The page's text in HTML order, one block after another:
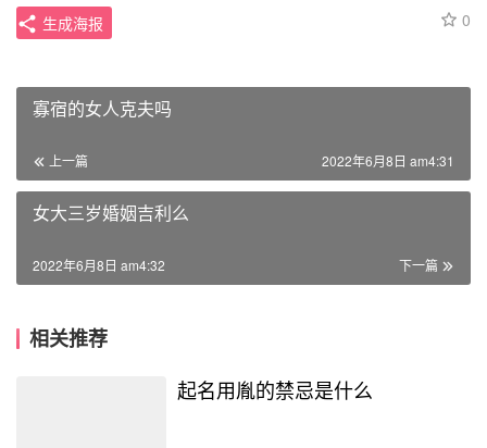
0
生成海报
寡宿的女人克夫吗
上一篇 2022年6月8日 am4:31
女大三岁婚姻吉利么
下一篇
2022年6月8日 am4:32
相关推荐
起名用胤的禁忌是什么